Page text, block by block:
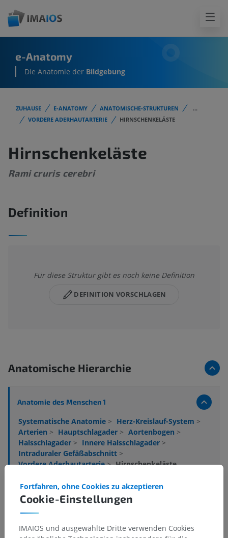
e-Anatomy
Die Anatomie der Bildgebung
ZUHAUSE E-ANATOMY ANATOMISCHE-STRUKTUREN
...
VORDERE ADERHAUTARTERIE
HIRNSCHENKELÄSTE
Hirnschenkeläste
Rami cruris cerebri
Definition
Für diese Struktur gibt es noch keine Definition
DEFINITION VORSCHLAGEN
Anatomische Hierarchie
Anatomie des Menschen 1
Systematische Anatomie > Herz-Kreislauf-System >
Arterien > Hauptschlagader > Aortenbogen >
Halsschlagader > Innere Halsschlagader >
Intraduraler Gefäßabschnitt >
Vordere Aderhautarterie> Hirnschenkeläste
Darunterliegende Strukturen:Für dieses anatomische
Teil gibt es keine zugehörigen Strukturen
Anatomie des Menschen
Cookie-Einstellungen
Fortfahren, ohne Cookies zu akzeptieren
IMAIOS und ausgewählte Dritte verwenden Cookies